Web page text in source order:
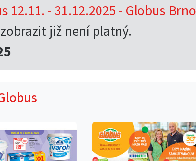
12.11. - 31.12.2025 - Globus Brno
již není platný.